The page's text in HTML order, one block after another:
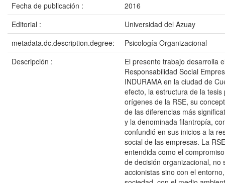
Fecha de publicación :
2016
Editorial :
Universidad del Azuay
metadata.dc.description.degree:
Psicología Organizacional
Descripción :
El presente trabajo desarrolla
Responsabilidad Social
INDURAMA en la ciudad de
efecto, la estructura de la tesis
orígenes de la RSE, su
de las diferencias más
y la denominada filantropía,
confundió en sus inicios a la
social de las empresas. La
entendida como el
de decisión organizacional, no
accionistas sino con el